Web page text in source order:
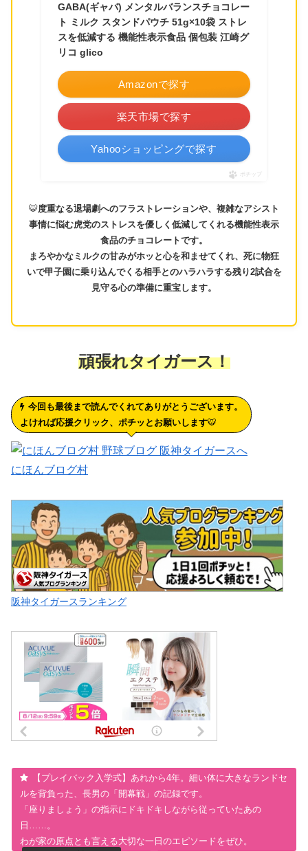
GABA(ギャバ) メンタルバランスチョコレー
ト ミルク スタンドパウチ 51g×10袋 ストレ
スを低減する 機能性表示食品 個包装 江崎グ
リコ glico
Amazonで探す
楽天市場で探す
Yahooショッピングで探す
ポチップ
🐯度重なる退場劇へのフラストレーションや、複雑なアシスト
事情に悩む虎党のストレスを優しく低減してくれる機能性表示
食品のチョコレートです。
まろやかなミルクの甘みがホッと心を和ませてくれ、死に物狂
いで甲子園に乗り込んでくる相手とのハラハラする残り2試合を
見守る心の準備に重宝します。
頑張れタイガース！
今回も最後まで読んでくれてありがとうございます。
よければ応援クリック、ポチッとお願いします🐯
にほんブログ村
阪神タイガースランキング
【プレイバック入学式】あれから4年。細い体に大きなランドセ
ルを背負った、長男の「開幕戦」の記録です。
「座りましょう」の指示にドキドキしながら従っていたあの
日……。
わが家の原点とも言える大切な一日のエピソードをぜひ。